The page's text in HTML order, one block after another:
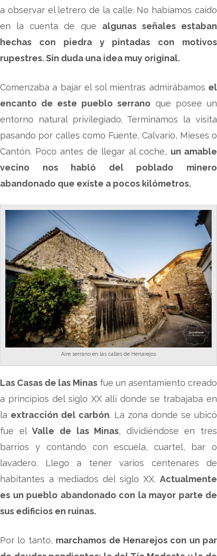
a observar el letrero de la calle. No habíamos caído
en la cuenta de que algunas señales estaban
hechas con piedra y pintadas con motivos
rupestres. Sin duda una idea muy original.
Comenzaba a bajar el sol mientras admirábamos el
encanto de este pueblo serrano que posee un
entorno natural privilegiado. Terminamos la visita
pasando por calles como Fuente, Calvario, Mieses o
Cantón. Poco antes de llegar al coche, un amable
vecino nos habló del poblado minero
abandonado que existe a pocos kilómetros.
Aire serrano en las calles de Henarejos
Las Casas de las Minas fue un asentamiento creado
a principios del siglo XX allí donde se trabajaba en
la extracción del carbón. La zona donde se ubicó
fue elValle de las Minas, dividiéndose en tres
barrios y contando con escuela, cuartel, bar o
lavadero. Llego a tener varios centenares de
habitantes a mediados del siglo XX. Actualmente
es un pueblo abandonado con la mayor parte de
sus edificios en ruinas.
Por lo tanto, marchamos de Henarejos con un par